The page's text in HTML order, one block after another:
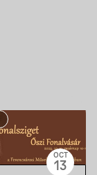
OCT
13